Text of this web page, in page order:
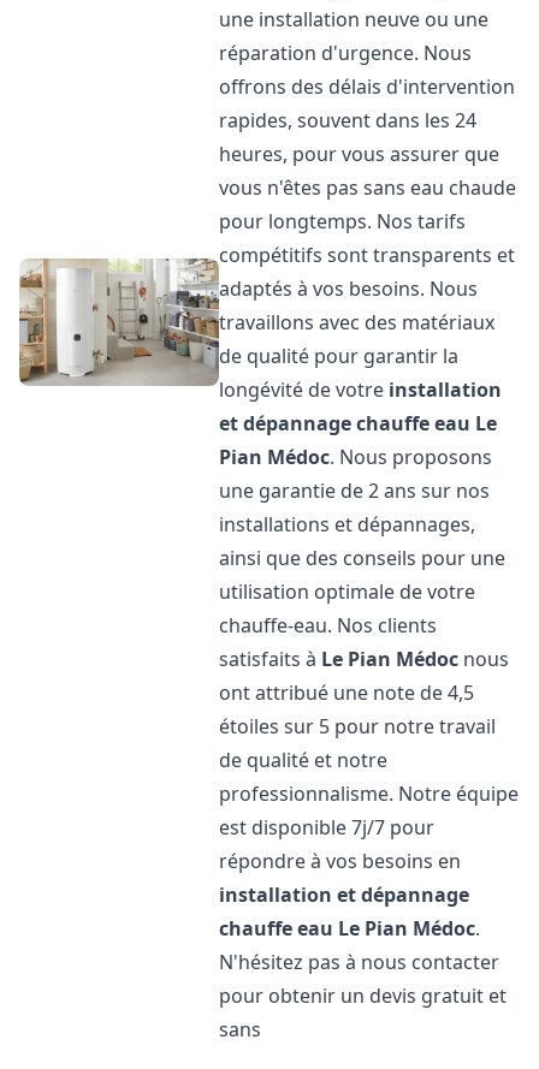
une installation neuve ou une
réparation d'urgence. Nous
offrons des délais d'intervention
rapides, souvent dans les 24
heures, pour vous assurer que
vous n'êtes pas sans eau chaude
pour longtemps. Nos tarifs
compétitifs sont transparents et
adaptés à vos besoins. Nous
travaillons avec des matériaux
de qualité pour garantir la
longévité de votre installation
et dépannage chauffe eau Le
Pian Médoc. Nous proposons
une garantie de 2 ans sur nos
installations et dépannages,
ainsi que des conseils pour une
utilisation optimale de votre
chauffe-eau. Nos clients
satisfaits à Le Pian Médoc nous
ont attribué une note de 4,5
étoiles sur 5 pour notre travail
de qualité et notre
professionnalisme. Notre équipe
est disponible 7j/7 pour
répondre à vos besoins en
installation et dépannage
chauffe eau Le Pian Médoc.
N'hésitez pas à nous contacter
pour obtenir un devis gratuit et
sans